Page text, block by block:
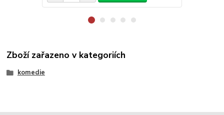
Zboží zařazeno v kategoriích
komedie